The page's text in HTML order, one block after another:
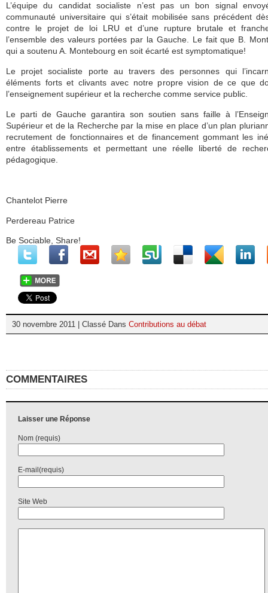
L’équipe du candidat socialiste n’est pas un bon signal
communauté universitaire qui s’était mobilisée sans précédent
contre le projet de loi LRU et d’une rupture brutale et
l’ensemble des valeurs portées par la Gauche. Le fait que B.
qui a soutenu A. Montebourg en soit écarté est symptomatique!
Le projet socialiste porte au travers des personnes qui
éléments forts et clivants avec notre propre vision de ce que
l’enseignement supérieur et la recherche comme service public.
Le parti de Gauche garantira son soutien sans faille à
Supérieur et de la Recherche par la mise en place d’un plan
recrutement de fonctionnaires et de financement gommant les
entre établissements et permettant une réelle liberté de
pédagogique.
Chantelot Pierre
Perdereau Patrice
Be Sociable, Share!
30 novembre 2011 | Classé Dans Contributions au débat
COMMENTAIRES
Laisser une Réponse
Nom (requis)
E-mail(requis)
Site Web